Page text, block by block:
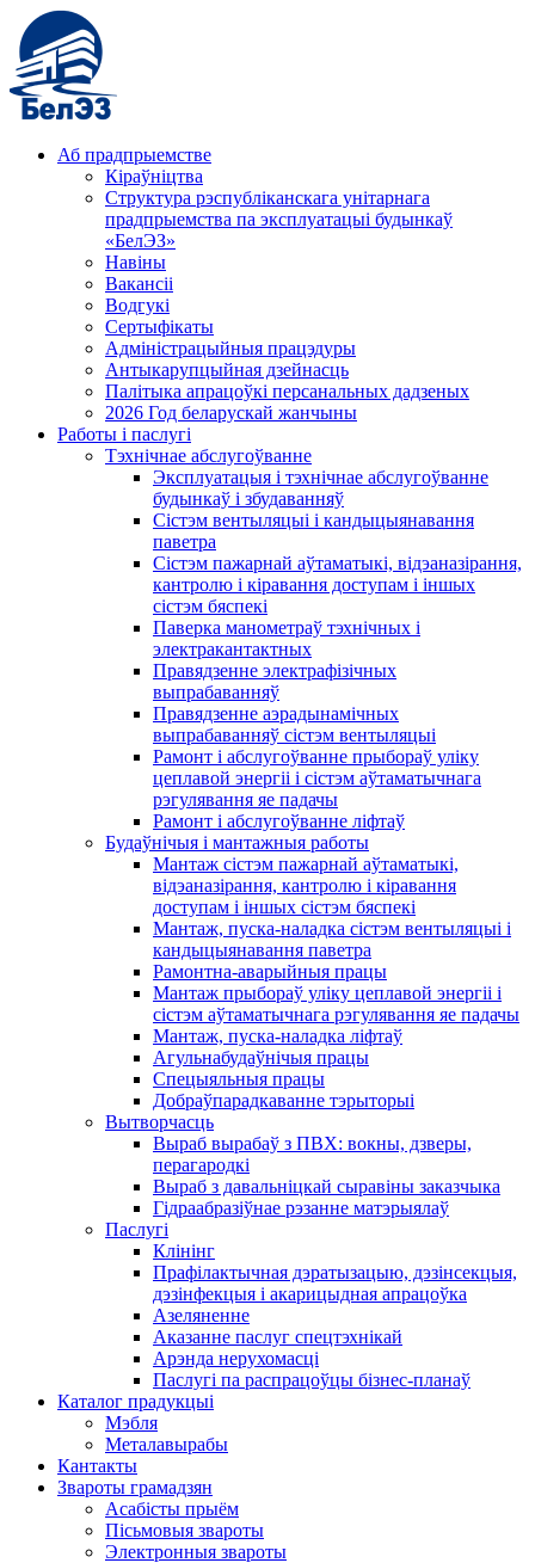
Аб прадпрыемстве
Кіраўніцтва
Структура рэспубліканскага унітарнага
прадпрыемства па эксплуатацыі будынкаў
«БелЭЗ»
Навіны
Вакансіі
Водгукі
Сертыфікаты
Адміністрацыйныя працэдуры
Антыкарупцыйная дзейнасць
Палітыка апрацоўкі персанальных дадзеных
2026 Год беларускай жанчыны
Работы і паслугі
Тэхнічнае абслугоўванне
Эксплуатацыя і тэхнічнае абслугоўванне
будынкаў і збудаванняў
Сістэм вентыляцыі і кандыцыянавання
паветра
Сістэм пажарнай аўтаматыкі, відэаназірання,
кантролю і кіравання доступам і іншых
сістэм бяспекі
Паверка манометраў тэхнічных і
электракантактных
Правядзенне электрафізічных
выпрабаванняў
Правядзенне аэрадынамічных
выпрабаванняў сістэм вентыляцыі
Рамонт і абслугоўванне прыбораў уліку
цеплавой энергіі і сістэм аўтаматычнага
рэгулявання яе падачы
Рамонт і абслугоўванне ліфтаў
Будаўнічыя і мантажныя работы
Мантаж сістэм пажарнай аўтаматыкі,
відэаназірання, кантролю і кіравання
доступам і іншых сістэм бяспекі
Мантаж, пуска-наладка сістэм вентыляцыі і
кандыцыянавання паветра
Рамонтна-аварыйныя працы
Мантаж прыбораў уліку цеплавой энергіі і
сістэм аўтаматычнага рэгулявання яе падачы
Мантаж, пуска-наладка ліфтаў
Агульнабудаўнічыя працы
Спецыяльныя працы
Добраўпарадкаванне тэрыторыі
Вытворчасць
Выраб вырабаў з ПВХ: вокны, дзверы,
перагародкі
Выраб з давальніцкай сыравіны заказчыка
Гідраабразіўнае рэзанне матэрыялаў
Паслугі
Клінінг
Прафілактычная дэратызацыю, дэзiнсекцыя,
дэзінфекцыя і акарицыдная апрацоўка
Азеляненне
Аказанне паслуг спецтэхнікай
Арэнда нерухомасці
Паслугі па распрацоўцы бізнес-планаў
Каталог прадукцыі
Мэбля
Металавырабы
Кантакты
Звароты грамадзян
Асабісты прыём
Пісьмовыя звароты
Электронныя звароты